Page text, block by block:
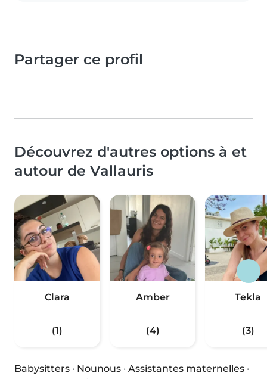
Partager ce profil
Découvrez d'autres options à et
autour de Vallauris
Clara
(1)
Amber
(4)
Tekla
(3)
Babysitters · Nounous · Assistantes maternelles ·